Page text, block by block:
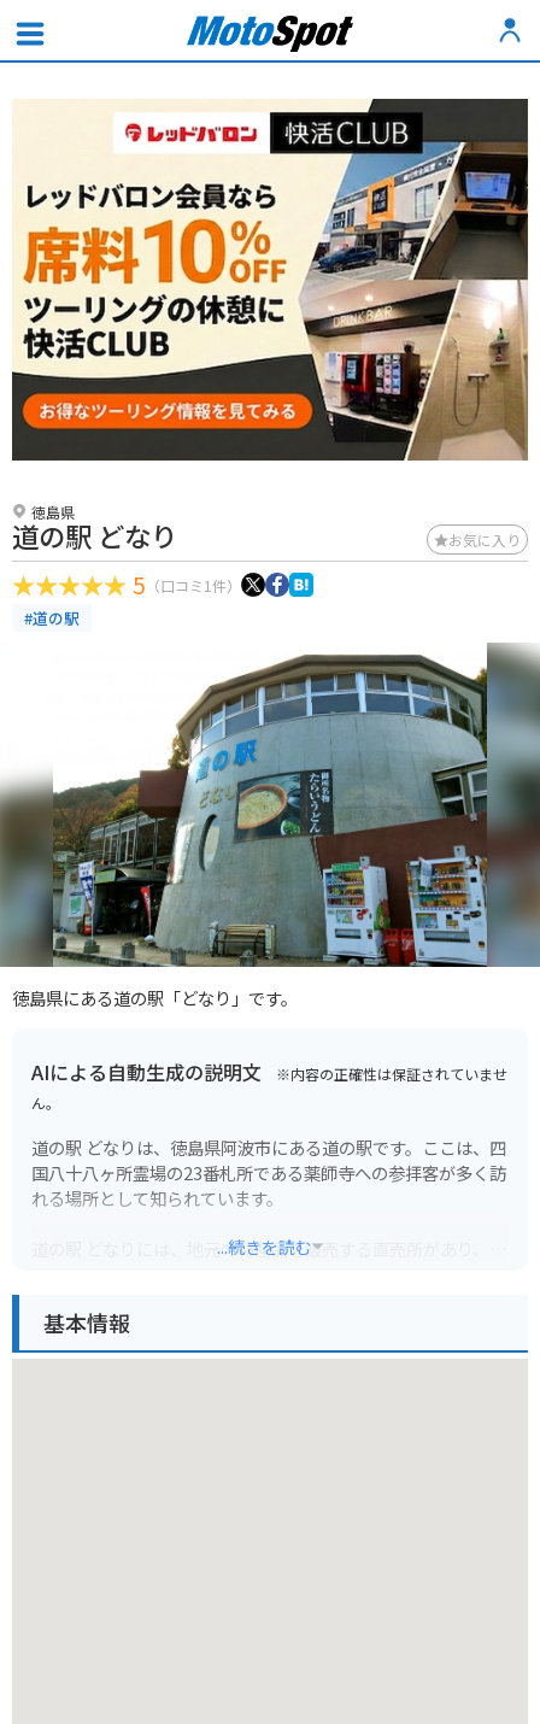
徳島県
道の駅 どなり お気に入り
5 （口コミ1件）
#道の駅
徳島県にある道の駅「どなり」です。
AIによる自動生成の説明文 ※内容の正確性は保証されていませ
ん。
道の駅 どなりは、徳島県阿波市にある道の駅です。ここは、四
国八十八ヶ所霊場の23番札所である薬師寺への参拝客が多く訪
れる場所として知られています。
道の駅 どなりには、地元の特産品を販売する直売所があり、新
できます。特に、阿波尾鶏を使った料理が人気です。
...続きを読む
基本情報